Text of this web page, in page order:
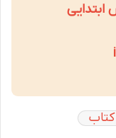
ابتدایی
کتاب